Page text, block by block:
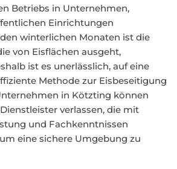
Betriebs in Unternehmen,
Einrichtungen
winterlichen Monaten ist die
von Eisflächen ausgeht,
ist es unerlässlich, auf eine
Methode zur Eisbeseitigung
in Kötzting können
verlassen, die mit
und Fachkenntnissen
eine sichere Umgebung zu